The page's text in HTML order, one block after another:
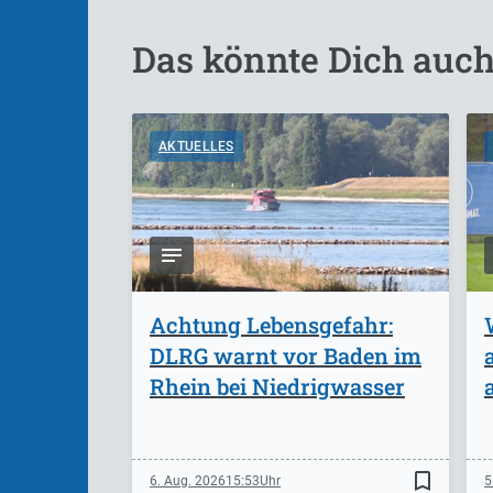
Das könnte Dich
AKTUELLES
Achtung Lebensgefahr:
DLRG warnt vor Baden im
Rhein bei Niedrigwasser
6. Aug. 202615:53 bookmark_border